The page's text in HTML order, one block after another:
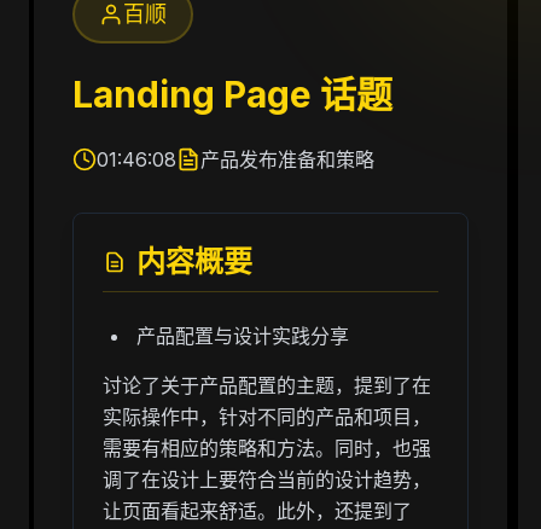
百顺
Landing Page 话题
01:46:08 产品发布准备和策略
内容概要
产品配置与设计实践分享
讨论了关于产品配置的主题，提到了在
实际操作中，针对不同的产品和项目，
需要有相应的策略和方法。同时，也强
调了在设计上要符合当前的设计趋势，
让页面看起来舒适。此外，还提到了